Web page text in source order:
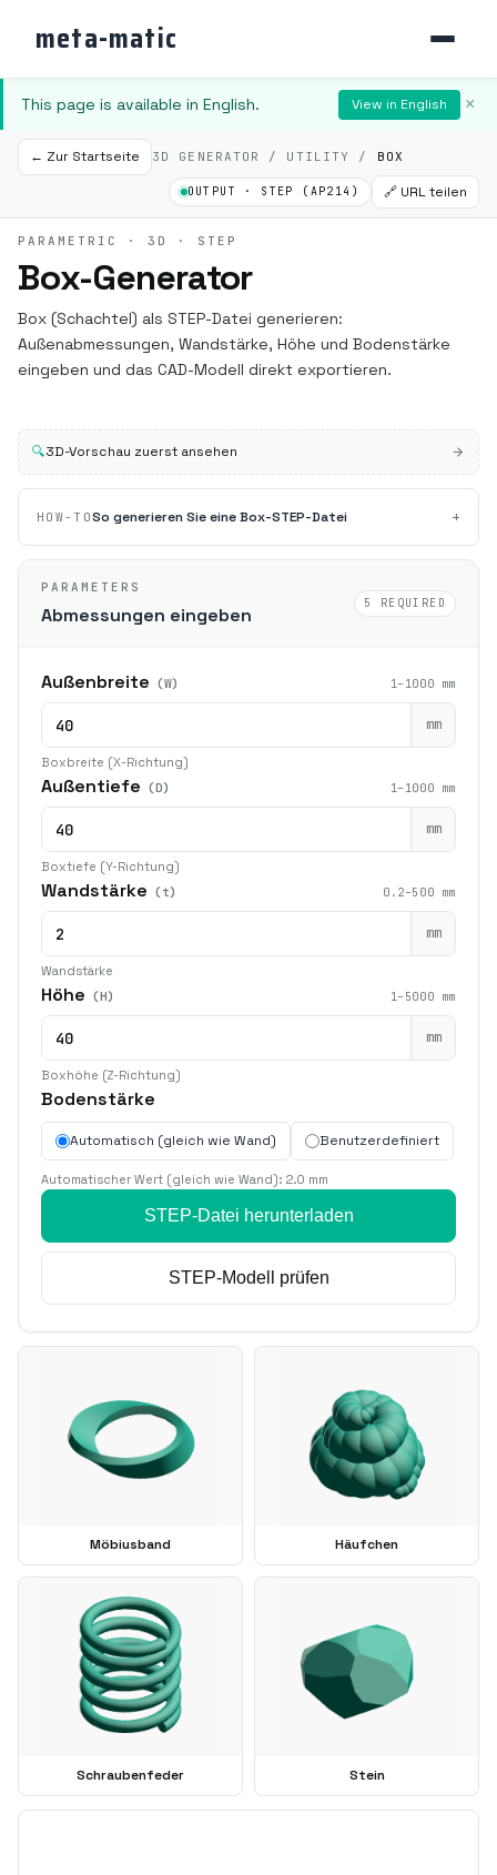
meta-matic
This page is available in English. View in English ×
← Zur Startseite 3D GENERATOR / UTILITY / BOX
OUTPUT · STEP (AP214) 🔗 URL teilen
PARAMETRIC · 3D · STEP
Box-Generator
Box (Schachtel) als STEP-Datei generieren:
Außenabmessungen, Wandstärke, Höhe und Bodenstärke
eingeben und das CAD-Modell direkt exportieren.
🔍3D-Vorschau zuerst ansehen
HOW-TOSo generieren Sie eine Box-STEP-Datei +
PARAMETERS
Abmessungen eingeben
5 REQUIRED
Außenbreite (W) 1–1000 mm
mm
Boxbreite (X-Richtung)
Außentiefe (D) 1–1000 mm
mm
Boxtiefe (Y-Richtung)
Wandstärke (t) 0.2–500 mm
mm
Wandstärke
Höhe (H) 1–5000 mm
mm
Boxhöhe (Z-Richtung)
Bodenstärke
Automatisch (gleich wie Wand) Benutzerdefiniert
Automatischer Wert (gleich wie Wand): 2.0 mm
STEP-Datei herunterladen
STEP-Modell prüfen
Möbiusband Häufchen
Schraubenfeder Stein